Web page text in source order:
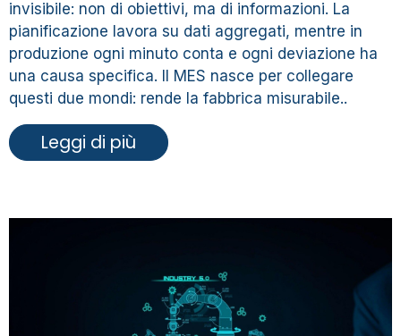
invisibile: non di obiettivi, ma di informazioni. La
pianificazione lavora su dati aggregati, mentre in
produzione ogni minuto conta e ogni deviazione ha
una causa specifica. Il MES nasce per collegare
questi due mondi: rende la fabbrica misurabile..
Leggi di più